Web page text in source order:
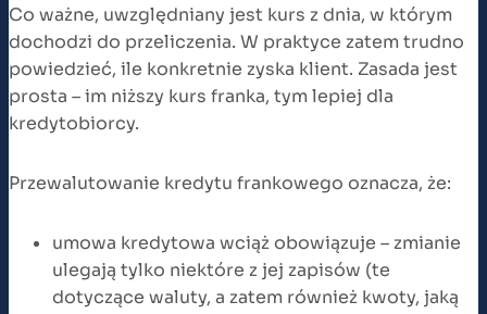
Co ważne, uwzględniany jest kurs z dnia, w którym
dochodzi do przeliczenia. W praktyce zatem trudno
powiedzieć, ile konkretnie zyska klient. Zasada jest
prosta – im niższy kurs franka, tym lepiej dla
kredytobiorcy.
Przewalutowanie kredytu frankowego oznacza, że:
umowa kredytowa wciąż obowiązuje – zmianie
ulegają tylko niektóre z jej zapisów (te
dotyczące waluty, a zatem również kwoty, jaką